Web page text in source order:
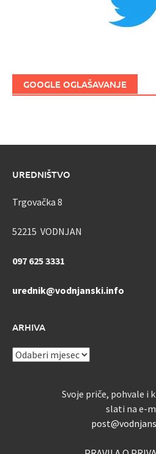
GOOGLE OGLAŠAVANJE
UREDNIŠTVO
Trgovačka 8
52215 VODNJAN
097 625 3331
urednik@vodnjanski.info
ARHIVA
ARHIVA
Svoje priče, pohvale i
slati na e-